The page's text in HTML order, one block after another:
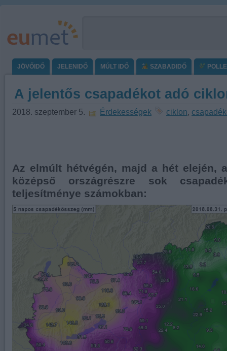
JÖVŐIDŐ JELENIDŐ MÚLT IDŐ SZABADIDŐ
A jelentős csapadékot adó
2018. szeptember 5. Érdekességek ciklon,
Az elmúlt hétvégén, majd a hét elején,
középső országrészre sok
teljesítménye számokban: